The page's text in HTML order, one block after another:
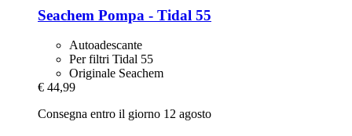
Seachem Pompa -​ Tidal 55
Autoadescante
Per filtri Tidal 55
Originale Seachem
€ 44,99
Consegna entro il giorno 12 agosto